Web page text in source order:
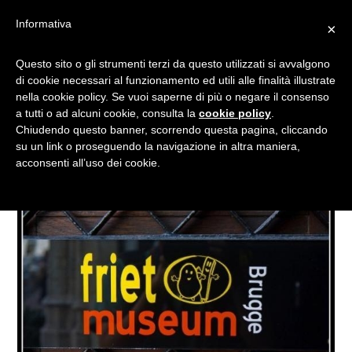
I MUSEI DEL CIBO: LA
CUCINA SI METTE IN…
MOSTRA!
×
Informativa
Questo sito o gli strumenti terzi da questo utilizzati si avvalgono
di cookie necessari al funzionamento ed utili alle finalità illustrate
nella cookie policy. Se vuoi saperne di più o negare il consenso
a tutti o ad alcuni cookie, consulta la cookie policy
Chiudendo questo banner, scorrendo questa pagina, cliccando
su un link o proseguendo la navigazione in altra maniera,
acconsenti all’uso dei cookie.